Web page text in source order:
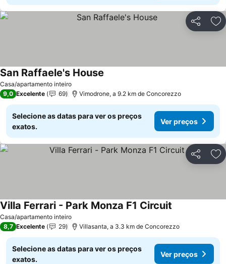
Partilhar
Casa/apartamento inteiro
San Raffaele's House
9,0 Excelente 69 Vimodrone, a 9.2 km de Concorezzo
Selecione as datas para ver os preços
exatos.
Ver preços
Partilhar
Casa/apartamento inteiro
Villa Ferrari - Park Monza F1 Circuit
8,7 Excelente 29 Villasanta, a 3.3 km de Concorezzo
Selecione as datas para ver os preços
exatos.
Ver preços